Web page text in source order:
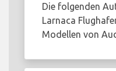
Die folgenden
Larnaca
Modellen von